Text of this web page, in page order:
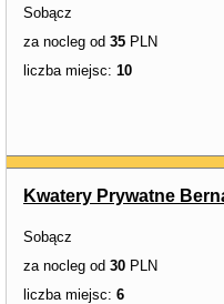
Sobącz
za nocleg od 35 PLN
liczba miejsc: 10
Kwatery Prywatne
Sobącz
za nocleg od 30 PLN
liczba miejsc: 6